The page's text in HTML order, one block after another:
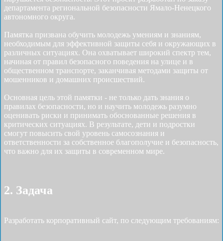
департамента региональной безопасности Ямало-Ненецкого
автономного округа.
Памятка призвана обучить молодежь умениям и знаниям,
необходимым для эффективной защиты себя и окружающих в
различных ситуациях. Она охватывает широкий спектр тем,
начиная от правил безопасного поведения на улице и в
общественном транспорте, заканчивая методами защиты от
мошенников и домашних происшествий.
Основная цель этой памятки - не только дать знания о
правилах безопасности, но и научить молодежь разумно
оценивать риски и принимать обоснованные решения в
критических ситуациях. В результате, дети и подростки
смогут повысить свой уровень самосознания и
ответственности за собственное благополучие и безопасность,
что важно для их защиты в современном мире.
2. Задача
Разработать корпоративный сайт, по следующим требованиям: